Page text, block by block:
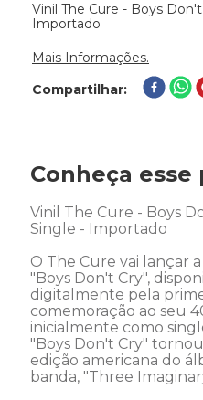
Vinil The Cure - Boys
Importado
Mais Informações.
Compartilhar
Conheça
Vinil The Cure - Boys
Single - Importado
O The Cure vai lançar
"Boys Don't Cry",
digitalmente pela
comemoração ao seu
inicialmente como
"Boys Don't Cry"
edição americana do
banda, "Three